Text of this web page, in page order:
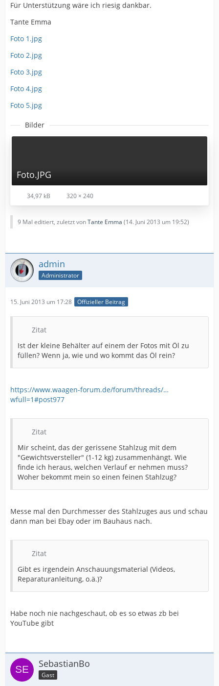
Für Unterstützung wäre ich riesig dankbar.
Tante Emma
Foto 1.jpg
Foto 2.jpg
Foto 3.jpg
Foto 4.jpg
Foto 5.jpg
Bilder
Foto.JPG
34,97 kB 320 × 240
9 Mal editiert, zuletzt vonTante Emma (14. Juni 2013 um 19:52)
admin
Administrator
15. Juni 2013 um 17:28 Offizieller Beitrag
Zitat
Ist der kleine Behälter auf einem der Fotos mit Öl zu
füllen? Wenn ja, wie und wo kommt das Öl rein?
https://www.waagen-forum.de/forum/threads/…
wfull=1#post977
Zitat
Mir scheint, das der gerissene Stahlzug mit dem
"Gewichtsversteller" (1-12 kg) zusammenhängt. Wie
finde ich heraus, welchen Verlauf er nehmen muss?
Woher bekommt mein so einen feinen Stahlzug?
Messe mal den Durchmesser des Stahlzuges aus und schau
dann man bei Ebay oder im Bauhaus nach.
Zitat
Gibt es irgendein Anschauungsmaterial (Videos,
Reparaturanleitung, o.ä.)?
Habe noch nie nachgeschaut, ob es so etwas zb bei
YouTube gibt
SebastianBo
Gast